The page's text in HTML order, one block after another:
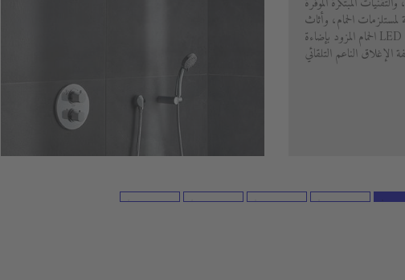
لمستلزمات الحمام، وأثاث
الحمام المزود بإضاءة LED مدمجة والأدراج التي تغلق بصمت